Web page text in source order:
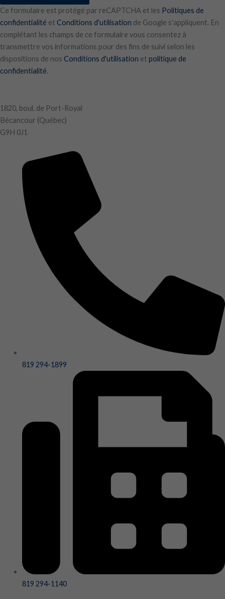
Ce formulaire est protégé par reCAPTCHA et les Politiques de
confidentialité et Conditions d'utilisation de Google s'appliquent. En
complétant les champs de ce formulaire vous consentez à
transmettre vos informations pour des fins de suivi selon les
dispositions de nos Conditions d'utilisation et politique de
confidentialité.
1820, boul. de Port-Royal
Bécancour (Québec)
G9H 0J1
819 294-1899
819 294-1140